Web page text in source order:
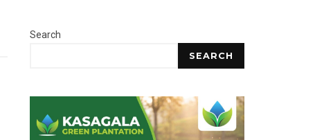
Search
SEARCH